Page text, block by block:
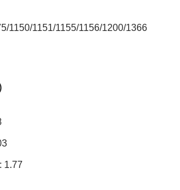
1150/1151/1155/1156/1200/1366
1.77